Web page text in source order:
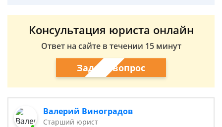
Консультация юриста онлайн
Ответ на сайте в течении 15 минут
Задать вопрос
Валерий Виноградов
Старший юрист